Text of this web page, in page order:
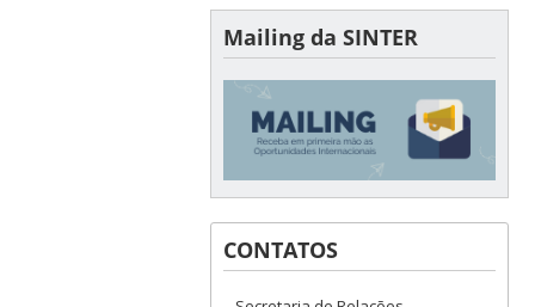
Mailing da SINTER
CONTATOS